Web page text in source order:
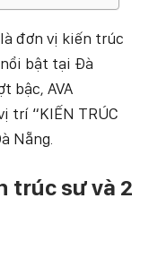
đơn vị kiến trúc
bật tại Đà
bậc, AVA
trí “KIẾN TRÚC
Nẵng.
trúc sư và 2